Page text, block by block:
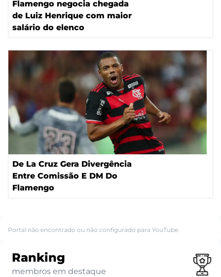
Flamengo negocia chegada
de Luiz Henrique com maior
salário do elenco
De La Cruz Gera Divergência
Entre Comissão E DM Do
Flamengo
Portal não encontrado ou não configurado para YouTube.
Ranking
membros em destaque